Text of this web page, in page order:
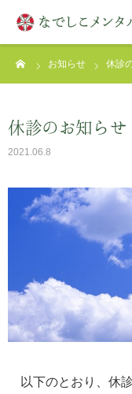
お知らせ 休診
休診のお知らせ
2021.06.8
以下のとおり、休
はじめての方へ
アクセス
お問い合わせ